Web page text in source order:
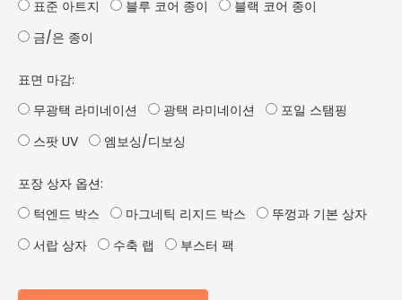
표준 아트지
블루 코어 종이
블랙 코어 종이
금/은 종이
표면 마감:
무광택 라미네이션
광택 라미네이션
포일 스탬핑
스팟 UV
엠보싱/디보싱
포장 상자 옵션:
턱엔드 박스
마그네틱 리지드 박스
뚜껑과 기본 상자
서랍 상자
수축 랩 부스터 팩